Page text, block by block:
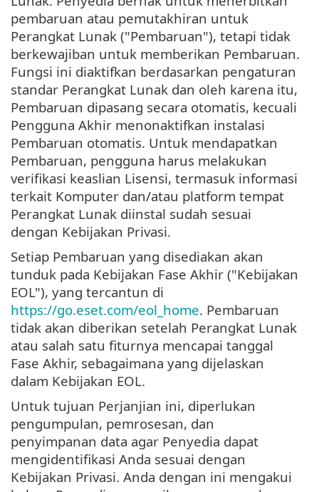
pembaruan atau pemutakhiran untuk
Perangkat Lunak ("Pembaruan"), tetapi tidak
berkewajiban untuk memberikan Pembaruan.
Fungsi ini diaktifkan berdasarkan pengaturan
standar Perangkat Lunak dan oleh karena itu,
Pembaruan dipasang secara otomatis, kecuali
Pengguna Akhir menonaktifkan instalasi
Pembaruan otomatis. Untuk mendapatkan
Pembaruan, pengguna harus melakukan
verifikasi keaslian Lisensi, termasuk informasi
terkait Komputer dan/atau platform tempat
Perangkat Lunak diinstal sudah sesuai
dengan Kebijakan Privasi.
Setiap Pembaruan yang disediakan akan
tunduk pada Kebijakan Fase Akhir ("Kebijakan
EOL"), yang tercantun di
https://go.eset.com/eol_home. Pembaruan
tidak akan diberikan setelah Perangkat Lunak
atau salah satu fiturnya mencapai tanggal
Fase Akhir, sebagaimana yang dijelaskan
dalam Kebijakan EOL.
Untuk tujuan Perjanjian ini, diperlukan
pengumpulan, pemrosesan, dan
penyimpanan data agar Penyedia dapat
mengidentifikasi Anda sesuai dengan
Kebijakan Privasi. Anda dengan ini mengakui